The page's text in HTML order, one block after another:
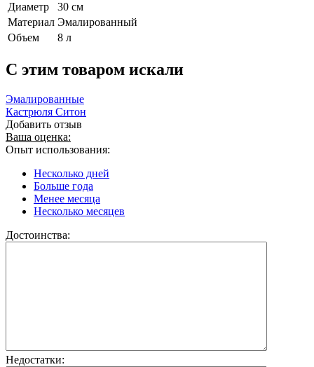
Диаметр
30 см
Материал Эмалированный
Объем
8 л
C этим товаром искали
Эмалированные
Кастрюля Ситон
Добавить отзыв
Ваша оценка:
Опыт использования:
Несколько дней
Больше года
Менее месяца
Несколько месяцев
Достоинства:
Недостатки: